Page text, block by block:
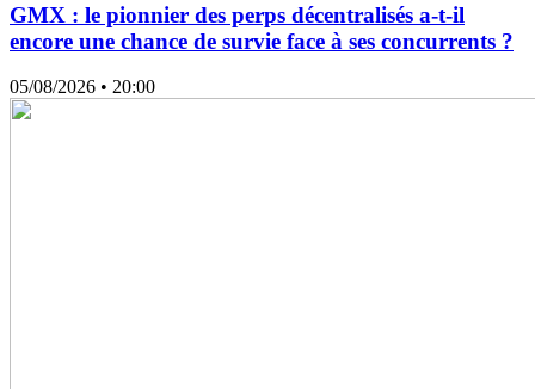
GMX : le pionnier des perps décentralisés a-t-il
encore une chance de survie face à ses concurrents ?
05/08/2026 • 20:00